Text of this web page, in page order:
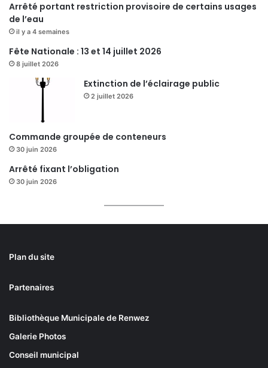
Arrêté portant restriction provisoire de certains usages
de l’eau
il y a 4 semaines
Fête Nationale : 13 et 14 juillet 2026
8 juillet 2026
Extinction de l’éclairage public
2 juillet 2026
Commande groupée de conteneurs
30 juin 2026
Arrêté fixant l’obligation
30 juin 2026
Plan du site
Partenaires
Bibliothèque Municipale de Renwez
Galerie Photos
Conseil municipal